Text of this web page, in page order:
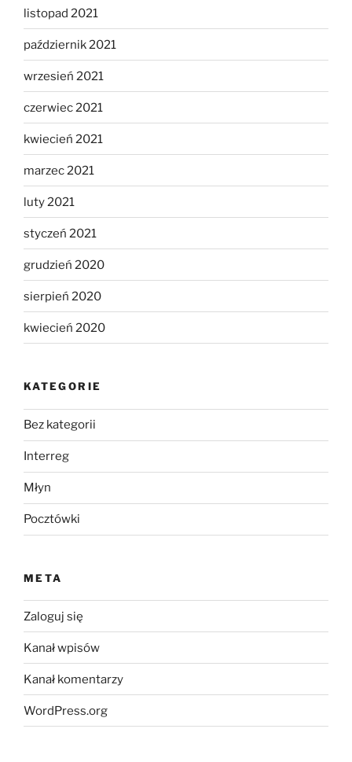
listopad 2021
październik 2021
wrzesień 2021
czerwiec 2021
kwiecień 2021
marzec 2021
luty 2021
styczeń 2021
grudzień 2020
sierpień 2020
kwiecień 2020
KATEGORIE
Bez kategorii
Interreg
Młyn
Pocztówki
META
Zaloguj się
Kanał wpisów
Kanał komentarzy
WordPress.org